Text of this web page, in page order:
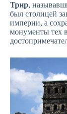
Трир,
был столицей
империи, а
монументы тех